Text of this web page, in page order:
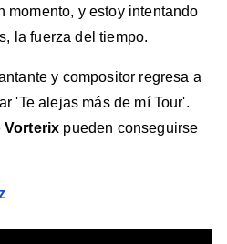
momento, y estoy intentando
la fuerza del tiempo.
y compositor regresa a
'Te alejas más de mí Tour'.
Vorterix pueden conseguirse